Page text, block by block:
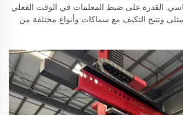
القدرة على ضبط المعلمات في الوقت الفعلي
وتتيح التكيف مع سماكات وأنواع مختلفة من